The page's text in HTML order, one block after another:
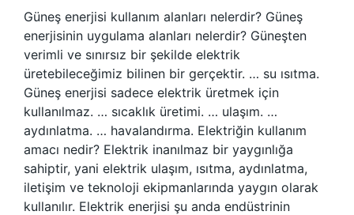
Güneş enerjisi kullanım alanları nelerdir? Güneş
enerjisinin uygulama alanları nelerdir? Güneşten
verimli ve sınırsız bir şekilde elektrik
üretebileceğimiz bilinen bir gerçektir. … su ısıtma.
Güneş enerjisi sadece elektrik üretmek için
kullanılmaz. … sıcaklık üretimi. … ulaşım. …
aydınlatma. … havalandırma. Elektriğin kullanım
amacı nedir? Elektrik inanılmaz bir yaygınlığa
sahiptir, yani elektrik ulaşım, ısıtma, aydınlatma,
iletişim ve teknoloji ekipmanlarında yaygın olarak
kullanılır. Elektrik enerjisi şu anda endüstrinin